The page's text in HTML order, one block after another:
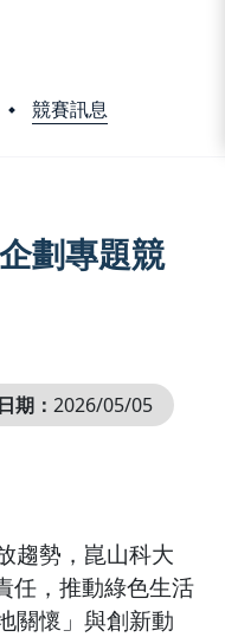
競賽訊息
劃專題競
期： 2026/05/05
趨勢，崑山科大
任，推動綠色生活
關懷」與創新動